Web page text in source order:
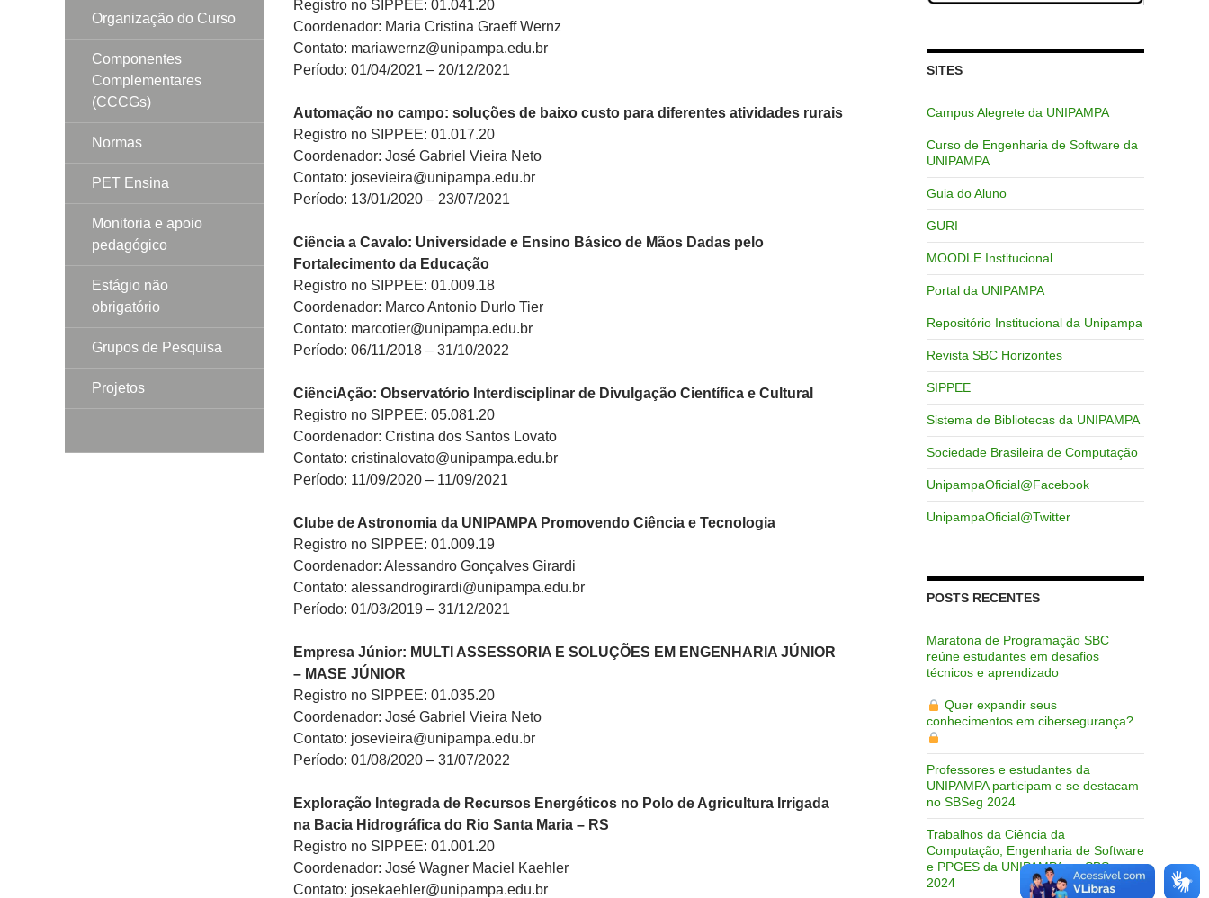
Registro no SIPPEE: 01.041.20
Coordenador: Maria Cristina Graeff Wernz
Contato: mariawernz@unipampa.edu.br
Período: 01/04/2021 – 20/12/2021
Automação no campo: soluções de baixo custo para diferentes atividades rurais
Registro no SIPPEE: 01.017.20
Coordenador: José Gabriel Vieira Neto
Contato: josevieira@unipampa.edu.br
Período: 13/01/2020 – 23/07/2021
Ciência a Cavalo: Universidade e Ensino Básico de Mãos Dadas pelo
Fortalecimento da Educação
Registro no SIPPEE: 01.009.18
Coordenador: Marco Antonio Durlo Tier
Contato: marcotier@unipampa.edu.br
Período: 06/11/2018 – 31/10/2022
CiênciAção: Observatório Interdisciplinar de Divulgação Científica e Cultural
Registro no SIPPEE: 05.081.20
Coordenador: Cristina dos Santos Lovato
Contato: cristinalovato@unipampa.edu.br
Período: 11/09/2020 – 11/09/2021
Clube de Astronomia da UNIPAMPA Promovendo Ciência e Tecnologia
Registro no SIPPEE: 01.009.19
Coordenador: Alessandro Gonçalves Girardi
Contato: alessandrogirardi@unipampa.edu.br
Período: 01/03/2019 – 31/12/2021
Empresa Júnior: MULTI ASSESSORIA E SOLUÇÕES EM ENGENHARIA JÚNIOR
– MASE JÚNIOR
Registro no SIPPEE: 01.035.20
Coordenador: José Gabriel Vieira Neto
Contato: josevieira@unipampa.edu.br
Período: 01/08/2020 – 31/07/2022
Exploração Integrada de Recursos Energéticos no Polo de Agricultura Irrigada
na Bacia Hidrográfica do Rio Santa Maria – RS
Registro no SIPPEE: 01.001.20
Coordenador: José Wagner Maciel Kaehler
Contato: josekaehler@unipampa.edu.br
SITES
Campus Alegrete da UNIPAMPA
Curso de Engenharia de Software da
UNIPAMPA
Guia do Aluno
GURI
MOODLE Institucional
Portal da UNIPAMPA
Repositório Institucional da Unipampa
Revista SBC Horizontes
SIPPEE
Sistema de Bibliotecas da UNIPAMPA
Sociedade Brasileira de Computação
UnipampaOficial@Facebook
UnipampaOficial@Twitter
POSTS RECENTES
Maratona de Programação SBC
reúne estudantes em desafios
técnicos e aprendizado
Quer expandir seus
conhecimentos em cibersegurança?
Professores e estudantes da
UNIPAMPA participam e se destacam
no SBSeg 2024
Trabalhos da Ciência da
Computação, Engenharia de Software
e PPGES da UNIPAMPA no SBSeg
2024
Organização do Curso
Componentes
Complementares
(CCCGs)
Normas
PET Ensina
Monitoria e apoio
pedagógico
Estágio não
obrigatório
Grupos de Pesquisa
Projetos